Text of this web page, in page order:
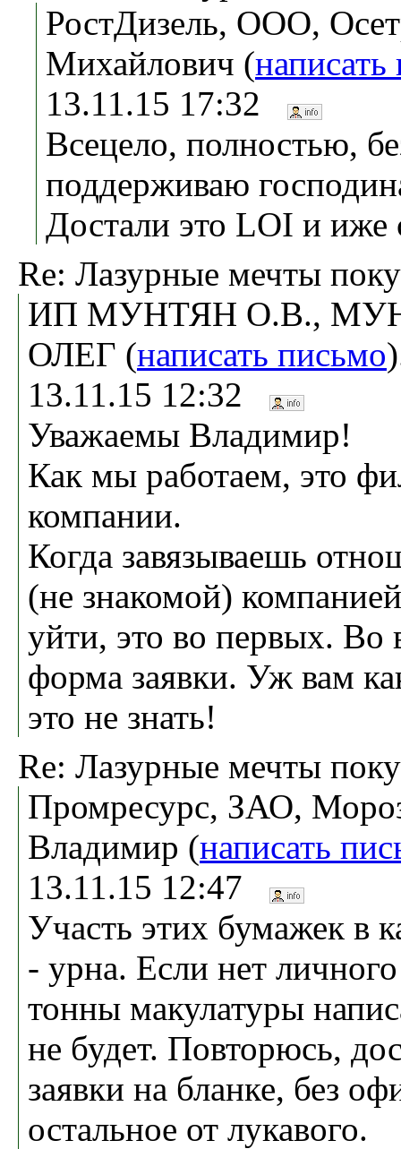
РостДизель, ООО,
Михайлович (
13.11.15 17:32
Всецело, полностью,
поддерживаю
Достали это LOI и
Re: Лазурные мечты
ИП МУНТЯН О.В.,
ОЛЕГ (написать письмо
13.11.15 12:32
Уважаемы Владимир!
Как мы работаем, это
компании.
Когда завязываешь
(не знакомой)
уйти, это во первых. Во
форма заявки. Уж вам
это не знать!
Re: Лазурные мечты
Промресурс, ЗАО,
Владимир (написать
13.11.15 12:47
Участь этих бумажек в
- урна. Если нет
тонны макулатуры
не будет. Повторюсь,
заявки на бланке, без
остальное от лукавого.